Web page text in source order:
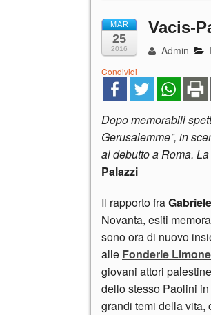
MAR
25
2016
Vacis-
Admin
Condividi
Dopo memorabili
Gerusalemme”, in
al debutto a Roma.
Palazzi
Il rapporto fra
Novanta, esiti
sono ora di nuovo
alle Fonderie Limone
giovani attori
dello stesso Paolini
grandi temi della vita,